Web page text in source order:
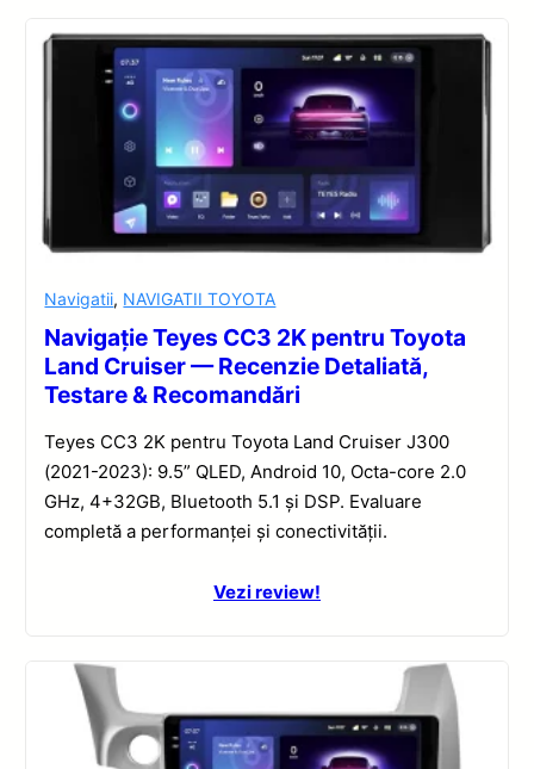
Navigatii, NAVIGATII TOYOTA
Navigație Teyes CC3 2K pentru Toyota
Land Cruiser — Recenzie Detaliată,
Testare & Recomandări
Teyes CC3 2K pentru Toyota Land Cruiser J300
(2021-2023): 9.5” QLED, Android 10, Octa-core 2.0
GHz, 4+32GB, Bluetooth 5.1 și DSP. Evaluare
completă a performanței și conectivității.
Vezi review!